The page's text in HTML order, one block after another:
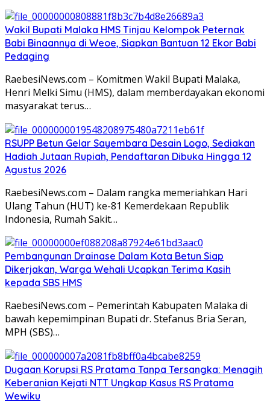
Wakil Bupati Malaka HMS Tinjau Kelompok Peternak
Babi Binaannya di Weoe, Siapkan Bantuan 12 Ekor Babi
Pedaging
RaebesiNews.com – Komitmen Wakil Bupati Malaka,
Henri Melki Simu (HMS), dalam memberdayakan ekonomi
masyarakat terus…
RSUPP Betun Gelar Sayembara Desain Logo, Sediakan
Hadiah Jutaan Rupiah, Pendaftaran Dibuka Hingga 12
Agustus 2026
RaebesiNews.com – Dalam rangka memeriahkan Hari
Ulang Tahun (HUT) ke-81 Kemerdekaan Republik
Indonesia, Rumah Sakit…
Pembangunan Drainase Dalam Kota Betun Siap
Dikerjakan, Warga Wehali Ucapkan Terima Kasih
kepada SBS HMS
RaebesiNews.com – Pemerintah Kabupaten Malaka di
bawah kepemimpinan Bupati dr. Stefanus Bria Seran,
MPH (SBS)…
Dugaan Korupsi RS Pratama Tanpa Tersangka: Menagih
Keberanian Kejati NTT Ungkap Kasus RS Pratama
Wewiku